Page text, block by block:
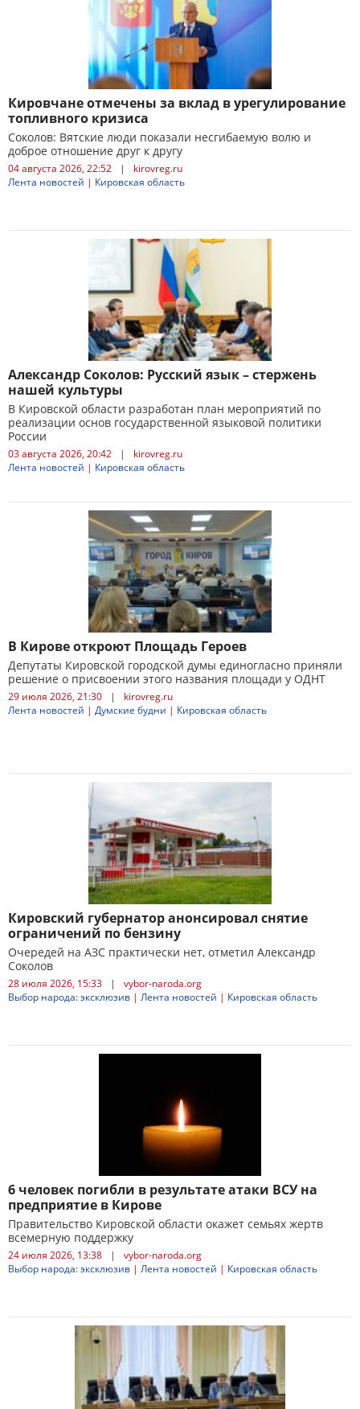
Кировчане отмечены за вклад в урегулирование
топливного кризиса
Соколов: Вятские люди показали несгибаемую волю и
доброе отношение друг к другу
04 августа 2026, 22:52 |
kirovreg.ru
Лента новостей | Кировская область
Александр Соколов: Русский язык – стержень
нашей культуры
В Кировской области разработан план мероприятий по
реализации основ государственной языковой политики
России
03 августа 2026, 20:42 |
kirovreg.ru
Лента новостей | Кировская область
В Кирове откроют Площадь Героев
Депутаты Кировской городской думы единогласно приняли
решение о присвоении этого названия площади у ОДНТ
29 июля 2026, 21:30 |
kirovreg.ru
Лента новостей | Думские будни | Кировская область
Кировский губернатор анонсировал снятие
ограничений по бензину
Очередей на АЗС практически нет, отметил Александр
Соколов
28 июля 2026, 15:33 |
vybor-naroda.org
Выбор народа: эксклюзив | Лента новостей | Кировская область
6 человек погибли в результате атаки ВСУ на
предприятие в Кирове
Правительство Кировской области окажет семьях жертв
всемерную поддержку
24 июля 2026, 13:38 |
vybor-naroda.org
Выбор народа: эксклюзив | Лента новостей | Кировская область